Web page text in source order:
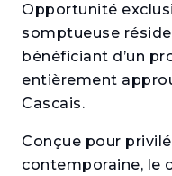
Opportunité
somptueuse
bénéficiant d’un
entièrement
Cascais.
Conçue pour
contemporaine, le